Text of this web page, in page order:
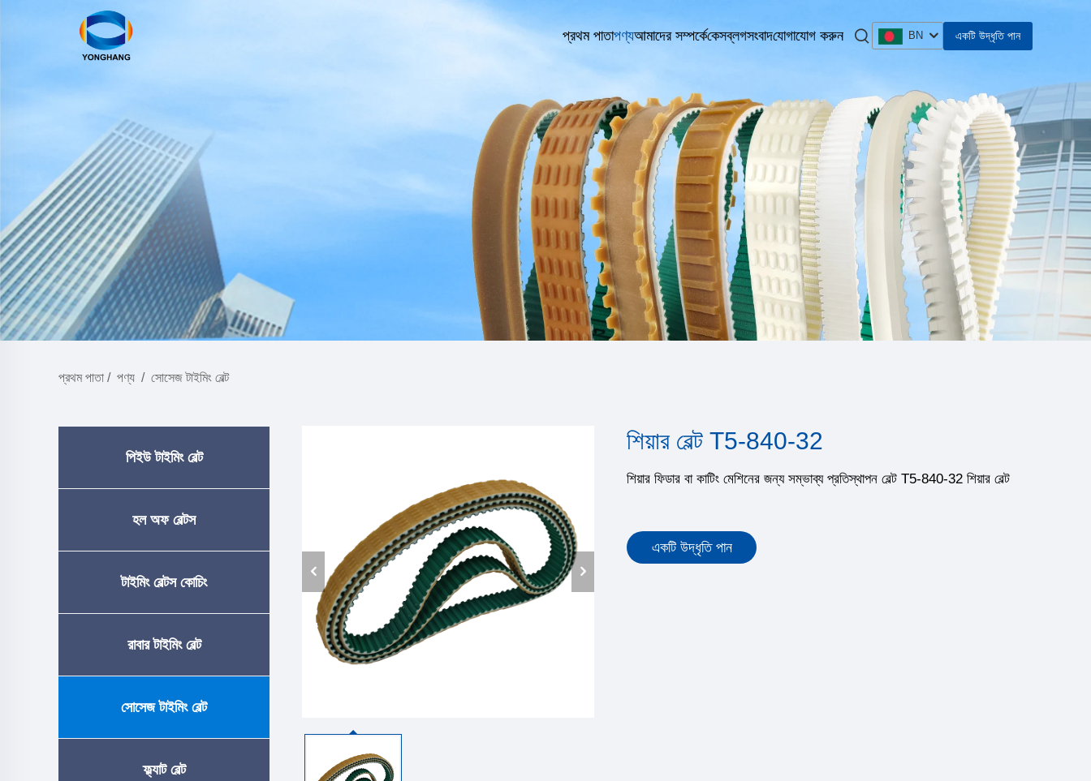
প্রথম পাতাপণ্যআমাদের সম্পর্কেকেসব্লগসংবাদযোগাযোগ করুন BN একটি উদ্ধৃতি পান
প্রথম পাতা / পণ্য / সোসেজ টাইমিং বেল্ট
পিইউ টাইমিং বেল্ট
হল অফ বেল্টস
টাইমিং বেল্টস কোচিং
রাবার টাইমিং বেল্ট
সোসেজ টাইমিং বেল্ট
ফ্ল্যাট বেল্ট
শিয়ার বেল্ট T5-840-32
শিয়ার ফিডার বা কাটিং মেশিনের জন্য সম্ভাব্য প্রতিস্থাপন বেল্ট T5-840-32 শিয়ার বেল্ট
একটি উদ্ধৃতি পান